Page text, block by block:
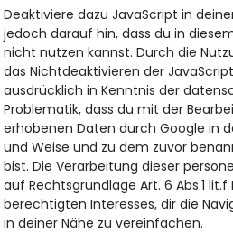
Deaktiviere dazu JavaScript in
jedoch darauf hin, dass du in
nicht nutzen kannst. Durch die
das Nichtdeaktivieren der
ausdrücklich in Kenntnis der
Problematik, dass du mit der
erhobenen Daten durch Google in
und Weise und zu dem zuvor
bist. Die Verarbeitung dieser
auf Rechtsgrundlage Art. 6 Abs.1 lit.f
berechtigten Interesses, dir die
in deiner Nähe zu vereinfachen.